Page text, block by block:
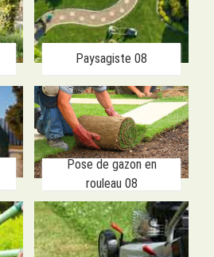
Paysagiste 08
Pose de gazon en
rouleau 08